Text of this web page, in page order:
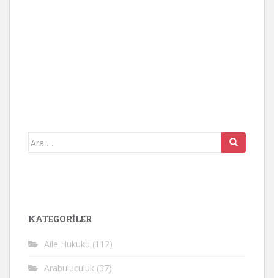
Arama
KATEGORİLER
Aile Hukuku (112)
Arabuluculuk (37)